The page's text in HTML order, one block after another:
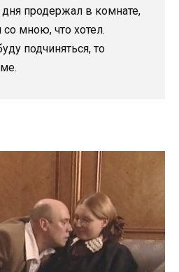
продержал в комнате,
мною, что хотел.
подчиняться, то